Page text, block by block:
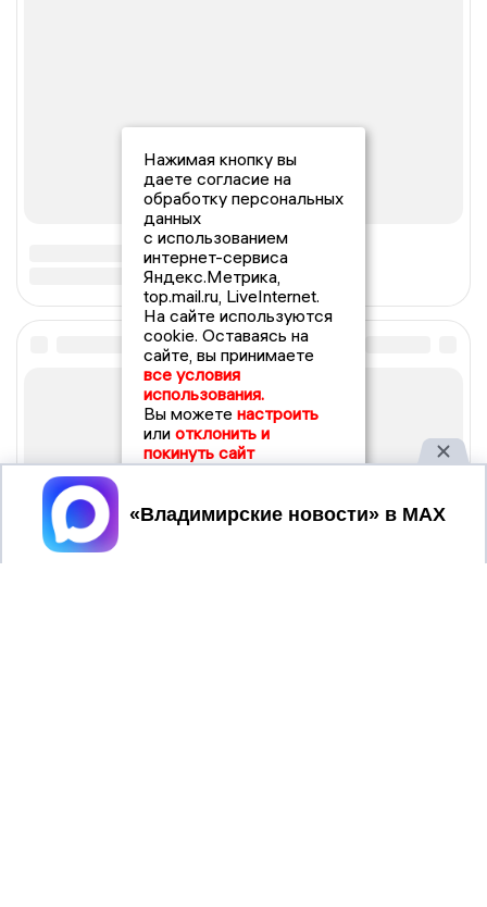
Нажимая кнопку вы
даете согласие на
обработку персональных
данных
с использованием
интернет-сервиса
Яндекс.Метрика,
top.mail.ru, LiveInternet.
На сайте используются
cookie. Оставаясь на
сайте, вы принимаете
все условия
использования.
Вы можете настроить
или отклонить и
покинуть сайт
Принять